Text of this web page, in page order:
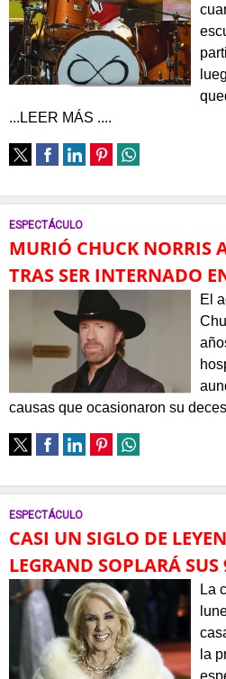
...LEER MÁS ....
ESPECTÁCULO
MURIÓ CHUCK NORRIS
TRAS SER INTERNADO
El
causas que ocasionaron su
ESPECTÁCULO
CASI UN SIGLO DE
LEGRAND SOPLARÁ SUS
La
la